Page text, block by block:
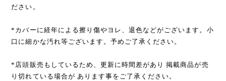
ださい。
*カバーに経年による擦り傷やヨレ、退色などがございます。小
口に細かな汚れ等ございます。予めご了承ください。
*店頭販売もしているため、更新に時間差があり 掲載商品が売
り切れている場合が あります事をご了承ください。